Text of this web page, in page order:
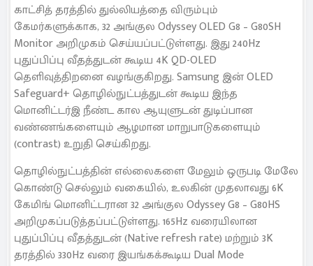
காட்சித் தரத்தில் துல்லியத்தை விரும்பும்
கேமர்களுக்காக, 32 அங்குல Odyssey OLED G8 – G80SH
Monitor அறிமுகம் செய்யப்பட்டுள்ளது. இது 240Hz
புதுப்பிப்பு வீதத்துடன் கூடிய 4K QD-OLED
தெளிவுத்திறனை வழங்குகிறது. Samsung இன் OLED
Safeguard+ தொழில்நுட்பத்துடன் கூடிய இந்த
மொனிட்டர்இ நீண்ட கால ஆயுளுடன் துடிப்பான
வண்ணங்களையும் ஆழமான மாறுபாடுகளையும்
(contrast) உறுதி செய்கிறது.
தொழில்நுட்பத்தின் எல்லைகளை மேலும் ஒருபடி மேலே
கொண்டு செல்லும் வகையில், உலகின் முதலாவது 6K
கேமிங் மொனிட்டரான 32 அங்குல Odyssey G8 – G80HS
அறிமுகப்படுத்தப்பட்டுள்ளது. 165Hz வரையிலான
புதுப்பிப்பு வீதத்துடன் (Native refresh rate) மற்றும் 3K
தரத்தில் 330Hz வரை இயங்கக்கூடிய Dual Mode